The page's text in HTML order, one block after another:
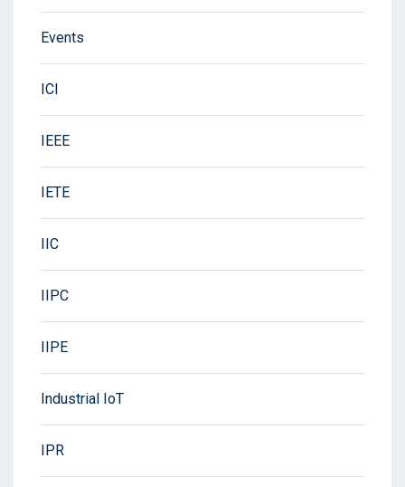
Events
ICI
IEEE
IETE
IIC
IIPC
IIPE
Industrial IoT
IPR